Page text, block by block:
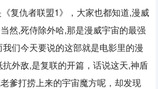
复仇者联盟1》，大家也都知道,漫威
然,死侍除外哈,那是漫威宇宙的最强
们今天要说的这部就是电影里的漫
抗外敌,是复联的开篇，话说这天,神盾
爹打捞上来的宇宙魔方呢，却发现